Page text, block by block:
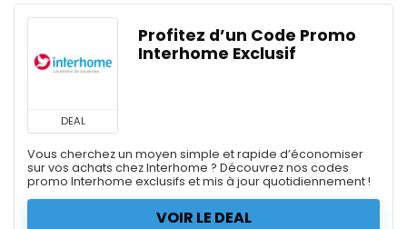
DEAL
Profitez d’un Code Promo
Interhome Exclusif
Vous cherchez un moyen simple et rapide d’économiser
sur vos achats chez Interhome ? Découvrez nos codes
promo Interhome exclusifs et mis à jour quotidiennement !
VOIR LE DEAL